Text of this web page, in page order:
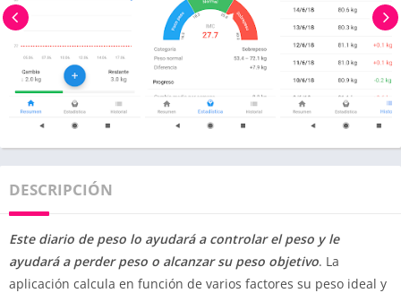
DESCRIPCIÓN
Este diario de peso lo ayudará a controlar el peso y le
ayudará a perder peso o alcanzar su peso objetivo. La
aplicación calcula en función de varios factores su peso ideal y